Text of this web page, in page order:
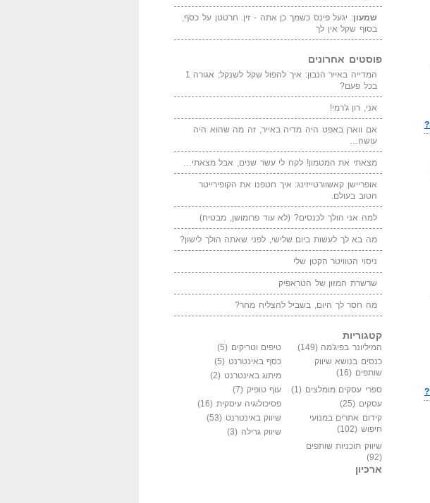
שמעון: יגעל פינס כשמך כן אתה - זין. חרטטן על כסף,
בסוף שקל אין לך
פוסטים אחרונים
המדייה באייר הנבון: איך להפול שקל לשנקל; אגורה 1
בכל פעם?
אני, רון ג'רמי!
אם ווארן באפט היה מדיה באייר, זה מה שהוא היה
עושה…
מצאתי את המטמון! לקח לי עשר שנים, אבל מצאתי…
אופריישן קאשוורטייזינג: איך חטפנו את הקופירייטר
הטוב בעולם.
למה אני הולך לכנסים? (לא עוד פרומושן, מבטיח)
מה בא לך לעשות ביום שלישי, לפני שאתה הולך לישון?
ניסוי הטוויטר הקטן שלי
שרשרת המזון של הטראפיק
מה חסר לך היום, בשביל להצליח מחר?
קטגוריות
המיליונר בפיג'מה (149) טיפים וטריקים (5)
כנסים בנושא שיווק
שותפים (16)
כסף באינטרנט (5)
מיתוג באינטרנט (2)
ספרי עסקים מומלצים (1) עוף טופיק (7)
עסקים (25) פסיכולוגיה עיסקית (16)
קידום אתרים במנועי
חיפוש (102)
שיווק באינטרנט (53)
שיווק גרילה (3)
שיווק תוכניות שותפים
(92)
ארכיון